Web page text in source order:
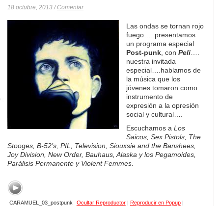
18 octubre, 2013 /Comentar
Las ondas se tornan rojo
fuego…..presentamos
un programa especial
Post-punk , con Peli
nuestra invitada
especial….hablamos de
la música que los
jóvenes tomaron como
instrumento de
expresión a la opresión
social y cultural….
Escuchamos a Los
Saicos, Sex Pistols, The
Stooges, B-52’s, PIL, Television, Siouxsie and the Banshees,
Joy Division, New Order, Bauhaus, Alaska y los Pegamoides,
Parálisis Permanente y Violent Femmes
CARAMUEL_03_postpunk Ocultar Reproductor| Reproducir en Popup|